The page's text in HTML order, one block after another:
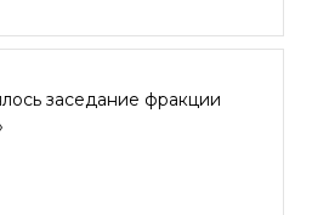
заседание фракции